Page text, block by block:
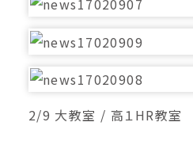
2/9 大教室 / 高１HR教室